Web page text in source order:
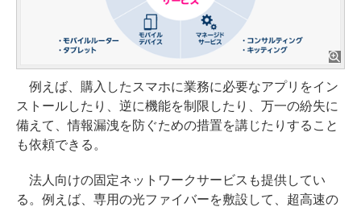
例えば、購入したスマホに業務に必要なアプリをイン
ストールしたり、逆に機能を制限したり、万一の紛失に
備えて、情報漏洩を防ぐための措置を講じたりすること
も依頼できる。
法人向けの固定ネットワークサービスも提供してい
る。例えば、専用の光ファイバーを敷設して、超高速の